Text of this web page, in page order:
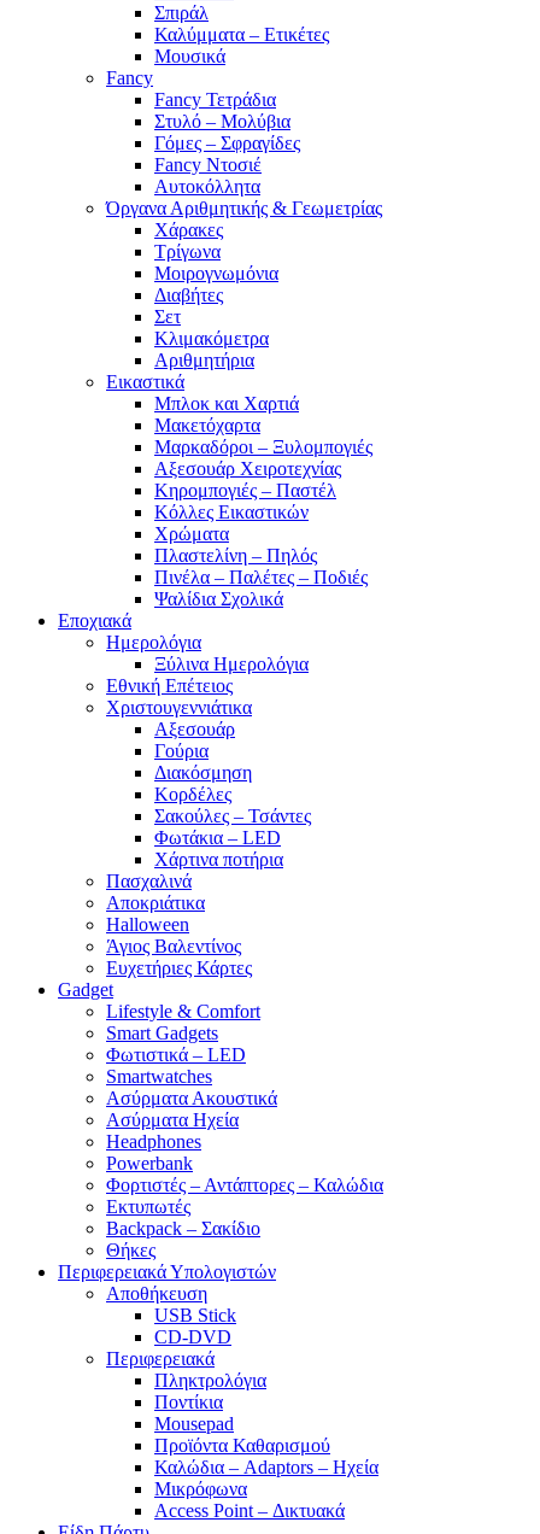
Σπιράλ
Καλύμματα – Ετικέτες
Μουσικά
Fancy
Fancy Τετράδια
Στυλό – Μολύβια
Γόμες – Σφραγίδες
Fancy Ντοσιέ
Αυτοκόλλητα
Όργανα Αριθμητικής & Γεωμετρίας
Χάρακες
Τρίγωνα
Mοιρογνωμόνια
Διαβήτες
Σετ
Κλιμακόμετρα
Αριθμητήρια
Εικαστικά
Μπλοκ και Χαρτιά
Μακετόχαρτα
Μαρκαδόροι – Ξυλομπογιές
Αξεσουάρ Χειροτεχνίας
Κηρομπογιές – Παστέλ
Κόλλες Εικαστικών
Χρώματα
Πλαστελίνη – Πηλός
Πινέλα – Παλέτες – Ποδιές
Ψαλίδια Σχολικά
Εποχιακά
Ημερολόγια
Ξύλινα Ημερολόγια
Εθνική Επέτειος
Χριστουγεννιάτικα
Αξεσουάρ
Γούρια
Διακόσμηση
Κορδέλες
Σακούλες – Τσάντες
Φωτάκια – LED
Χάρτινα ποτήρια
Πασχαλινά
Αποκριάτικα
Halloween
Άγιος Βαλεντίνος
Ευχετήριες Κάρτες
Gadget
Lifestyle & Comfort
Smart Gadgets
Φωτιστικά – LED
Smartwatches
Ασύρματα Ακουστικά
Ασύρματα Ηχεία
Headphones
Powerbank
Φορτιστές – Αντάπτορες – Καλώδια
Εκτυπωτές
Backpack – Σακίδιο
Θήκες
Περιφερειακά Υπολογιστών
Αποθήκευση
USB Stick
CD-DVD
Περιφερειακά
Πληκτρολόγια
Ποντίκια
Mousepad
Προϊόντα Καθαρισμού
Καλώδια – Adaptors – Ηχεία
Μικρόφωνα
Access Point – Δικτυακά